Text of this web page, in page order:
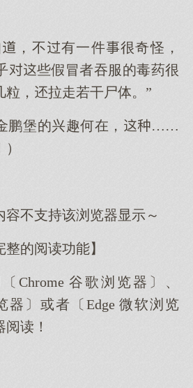
，不有一件很奇怪，
些假冒者吞服的毒药很
粒，拉走若干尸体。”
鹏堡的兴趣何在，……
容不支持该浏览器显示～
整的阅读功能】
Chrome 谷歌浏览器〕、
器〕或者〔Edge 微软浏览
读！